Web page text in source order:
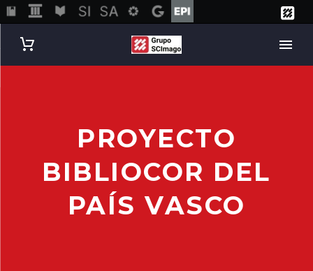
PROYECTO
BIBLIOCOR DEL
PAÍS VASCO